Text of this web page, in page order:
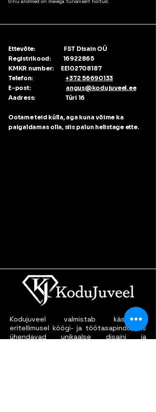
Ettevõte: FST Disain OÜ
Registrikood: 16922865
KMKR number: EE102708187
Telefon: +372 56690133
E-post: angus@kodujuveel.ee
Aadress: Türi 16
Ootame teid külla, aga kuna võime ka
paigaldamas olla, siis palun helistage ette.
Kodujuveel valmistab käsitööna
eritellimusel köögi- ja töötasapindu, mis
ühendavad unikaalse disaini ja